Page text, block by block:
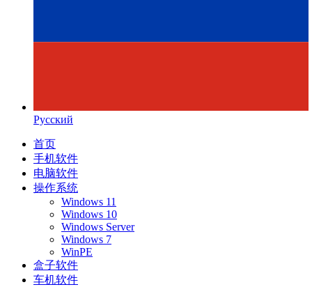
Русский
首页
手机软件
电脑软件
操作系统
Windows 11
Windows 10
Windows Server
Windows 7
WinPE
盒子软件
车机软件